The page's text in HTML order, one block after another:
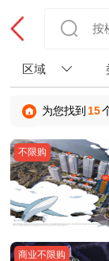
区域
为您找到 15
不限购
商业不限购